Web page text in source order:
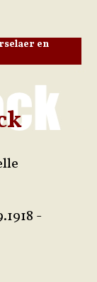
en
-